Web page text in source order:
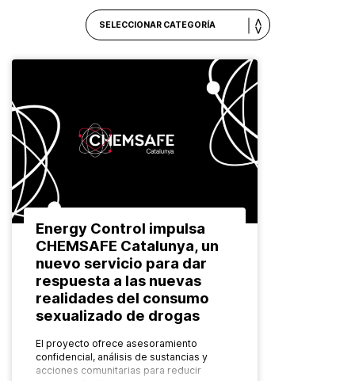
Energy Control impulsa
CHEMSAFE Catalunya, un
nuevo servicio para dar
respuesta a las nuevas
realidades del consumo
sexualizado de drogas
El proyecto ofrece asesoramiento
confidencial, análisis de sustancias y
acciones comunitarias para reducir